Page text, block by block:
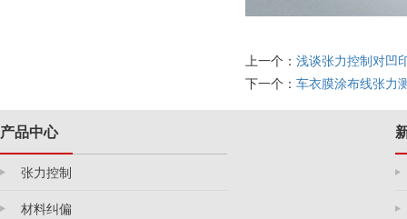
上一个： 浅谈张力控制对凹
下一个： 车衣膜涂布线张力
产品中心
张力控制
材料纠偏